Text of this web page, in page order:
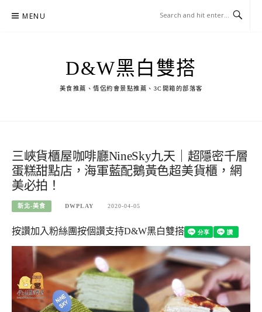
MENU
D&W黑白雙搭
美食推薦、情侶約會景點推薦、3C開箱的部落客
三峽貨櫃屋咖啡廳NineSky九天｜超隱密千層
蛋糕甜點店，海軍藍配鵝黃色超美貨櫃，網
美必拍！
新北-美食 DWPLAY 2020-04-05
按讚加入粉絲團按個讚支持D&W黑白雙搭